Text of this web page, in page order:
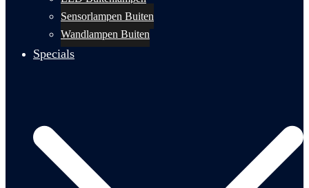
Sensorlampen Buiten
Wandlampen Buiten
Specials